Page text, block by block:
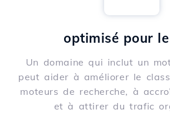
optimisé pour le
Un domaine qui inclut un
peut aider à améliorer le
moteurs de recherche, à
et à attirer du trafic